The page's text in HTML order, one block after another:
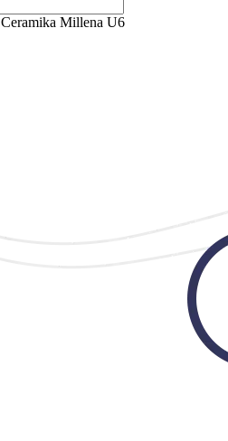
Ceramika Millena U6